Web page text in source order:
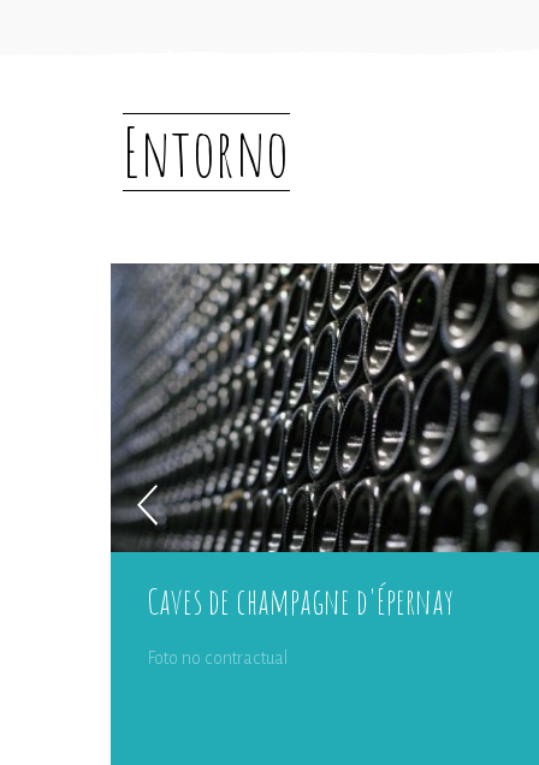
Entorno
Caves de champagne d'Épernay
Foto no contractual